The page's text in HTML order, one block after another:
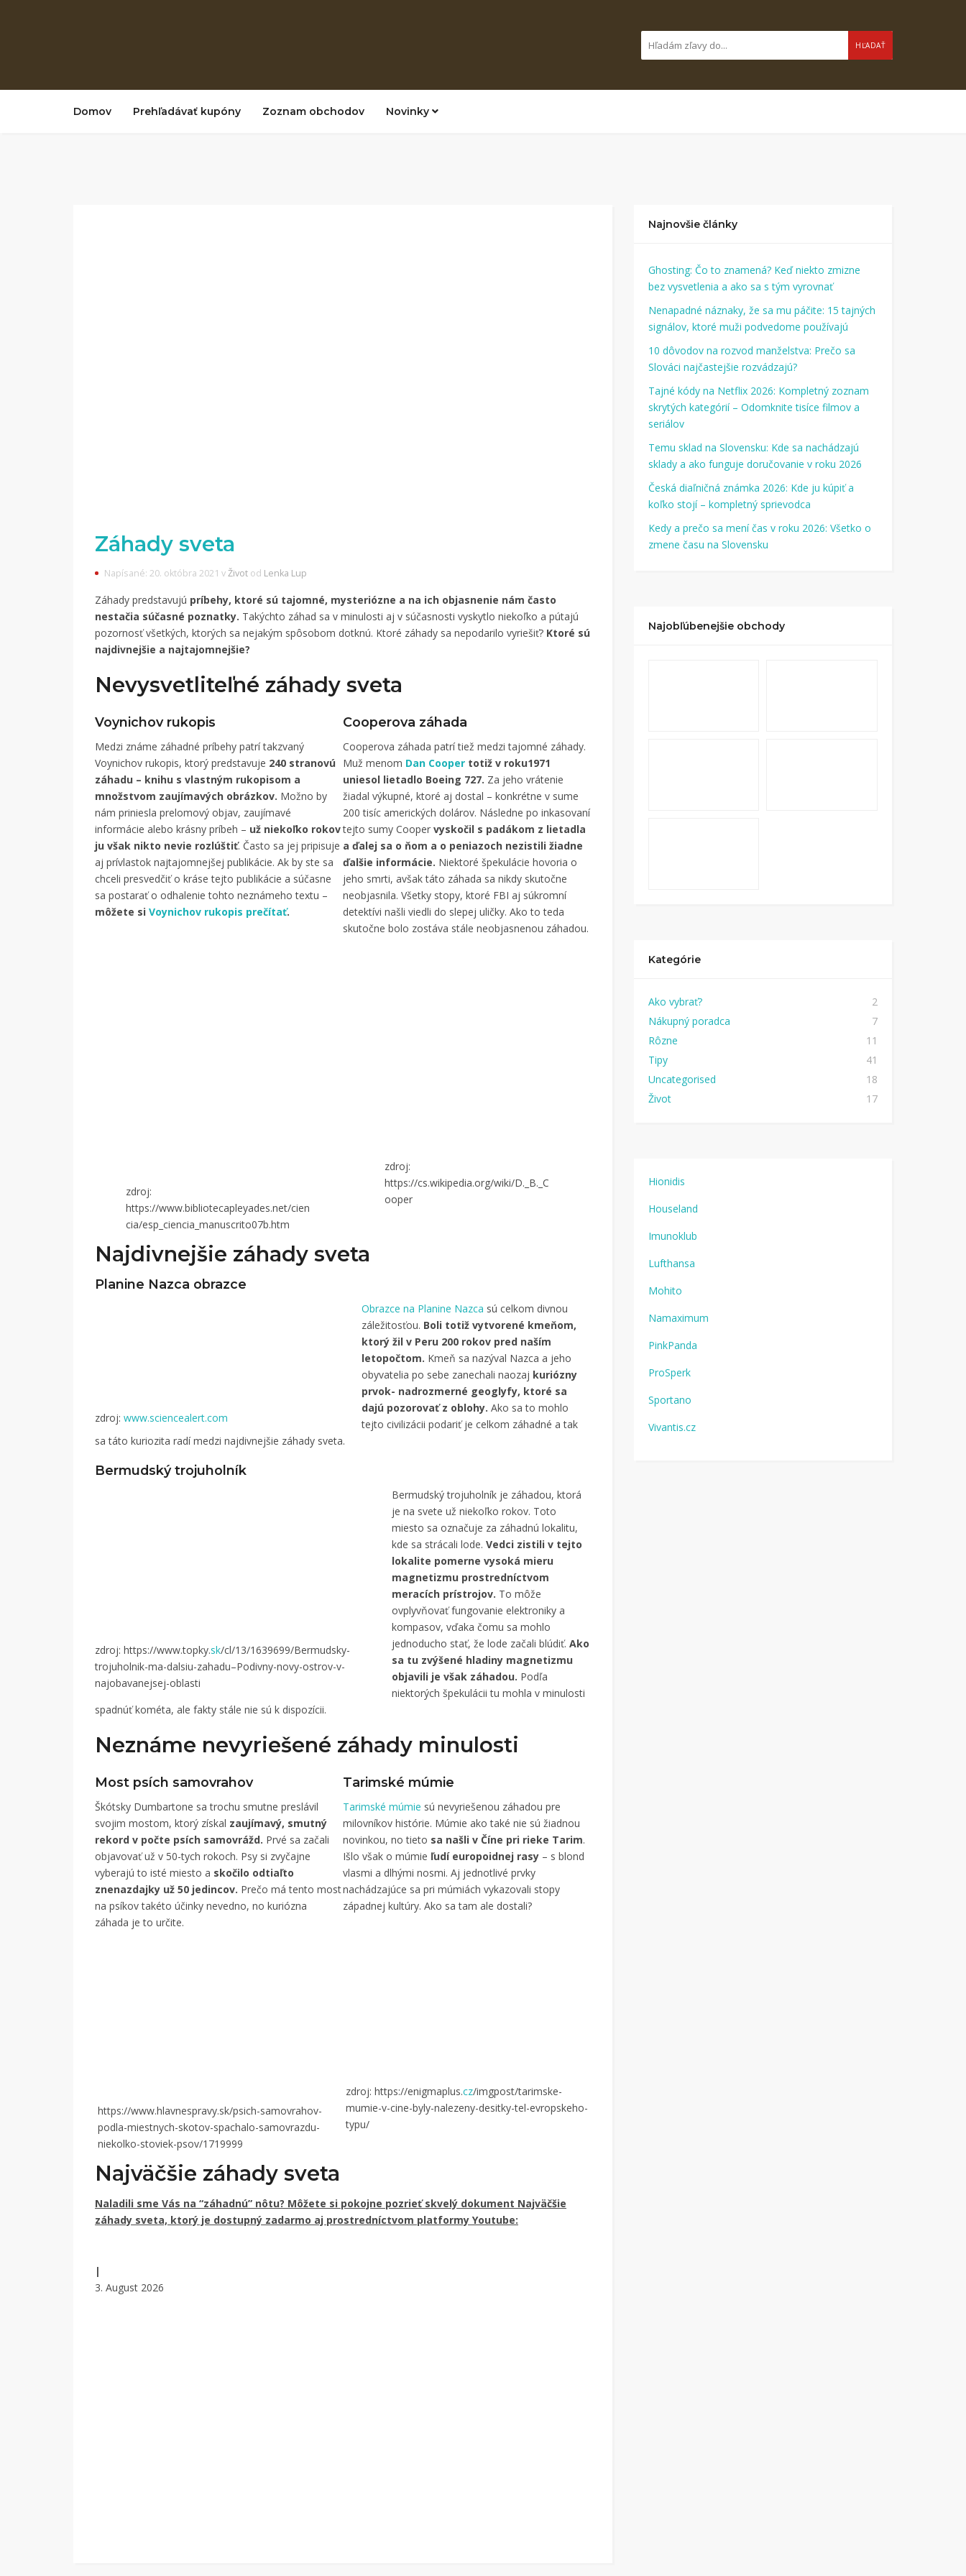
HĽADAŤ
Domov Prehľadávať kupóny Zoznam obchodov Novinky
Záhady sveta
Napísané: 20. októbra 2021 vŽivot od Lenka Lup
Záhady predstavujú príbehy, ktoré sú tajomné, mysteriózne a na ich objasnenie nám často
nestačia súčasné poznatky. Takýchto záhad sa v minulosti aj v súčasnosti vyskytlo niekoľko a pútajú
pozornosť všetkých, ktorých sa nejakým spôsobom dotknú. Ktoré záhady sa nepodarilo vyriešiť? Ktoré sú
najdivnejšie a najtajomnejšie?
Nevysvetliteľné záhady sveta
Voynichov rukopis
Medzi známe záhadné príbehy patrí takzvaný
Voynichov rukopis, ktorý predstavuje 240 stranovú
záhadu – knihu s vlastným rukopisom a
množstvom zaujímavých obrázkov. Možno by
nám priniesla prelomový objav, zaujímavé
informácie alebo krásny príbeh – už niekoľko rokov
ju však nikto nevie rozlúštiť. Často sa jej pripisuje
aj prívlastok najtajomnejšej publikácie. Ak by ste sa
chceli presvedčiť o kráse tejto publikácie a súčasne
sa postarať o odhalenie tohto neznámeho textu –
môžete si Voynichov rukopis prečítať.
zdroj:
https://www.bibliotecapleyades.net/cien
cia/esp_ciencia_manuscrito07b.htm
Cooperova záhada
Cooperova záhada patrí tiež medzi tajomné záhady.
Muž menom Dan Coopertotiž v roku1971
uniesol lietadlo Boeing 727. Za jeho vrátenie
žiadal výkupné, ktoré aj dostal – konkrétne v sume
200 tisíc amerických dolárov. Následne po inkasovaní
tejto sumy Cooper vyskočil s padákom z lietadla
a ďalej sa o ňom a o peniazoch nezistili žiadne
ďalšie informácie. Niektoré špekulácie hovoria o
jeho smrti, avšak táto záhada sa nikdy skutočne
neobjasnila. Všetky stopy, ktoré FBI aj súkromní
detektívi našli viedli do slepej uličky. Ako to teda
skutočne bolo zostáva stále neobjasnenou záhadou.
zdroj:
https://cs.wikipedia.org/wiki/D._B._C
ooper
Najdivnejšie záhady sveta
Planine Nazca obrazce
zdroj: www.sciencealert.com
Obrazce na Planine Nazca sú celkom divnou
záležitosťou. Boli totiž vytvorené kmeňom,
ktorý žil v Peru 200 rokov pred naším
letopočtom. Kmeň sa nazýval Nazca a jeho
obyvatelia po sebe zanechali naozaj kuriózny
prvok- nadrozmerné geoglyfy, ktoré sa
dajú pozorovať z oblohy. Ako sa to mohlo
tejto civilizácii podariť je celkom záhadné a tak
sa táto kuriozita radí medzi najdivnejšie záhady sveta.
Bermudský trojuholník
zdroj: https://www.topky.sk/cl/13/1639699/Bermudsky-
trojuholnik-ma-dalsiu-zahadu–Podivny-novy-ostrov-v-
najobavanejsej-oblasti
Bermudský trojuholník je záhadou, ktorá
je na svete už niekoľko rokov. Toto
miesto sa označuje za záhadnú lokalitu,
kde sa strácali lode. Vedci zistili v tejto
lokalite pomerne vysoká mieru
magnetizmu prostredníctvom
meracích prístrojov. To môže
ovplyvňovať fungovanie elektroniky a
kompasov, vďaka čomu sa mohlo
jednoducho stať, že lode začali blúdiť. Ako
sa tu zvýšené hladiny magnetizmu
objavili je však záhadou. Podľa
niektorých špekulácii tu mohla v minulosti
spadnúť kométa, ale fakty stále nie sú k dispozícii.
Neznáme nevyriešené záhady minulosti
Most psích samovrahov
Škótsky Dumbartone sa trochu smutne preslávil
svojim mostom, ktorý získal zaujímavý, smutný
rekord v počte psích samovrážd. Prvé sa začali
objavovať už v 50-tych rokoch. Psy si zvyčajne
vyberajú to isté miesto a skočilo odtiaľto
znenazdajky už 50 jedincov. Prečo má tento most
na psíkov takéto účinky nevedno, no kuriózna
záhada je to určite.
https://www.hlavnespravy.sk/psich-samovrahov-
podla-miestnych-skotov-spachalo-samovrazdu-
niekolko-stoviek-psov/1719999
Tarimské múmie
Tarimské múmie sú nevyriešenou záhadou pre
milovníkov histórie. Múmie ako také nie sú žiadnou
novinkou, no tieto sa našli v Číne pri rieke Tarim.
Išlo však o múmie ľudí europoidnej rasy– s blond
vlasmi a dlhými nosmi. Aj jednotlivé prvky
nachádzajúce sa pri múmiách vykazovali stopy
západnej kultúry. Ako sa tam ale dostali?
zdroj: https://enigmaplus.cz/imgpost/tarimske-
mumie-v-cine-byly-nalezeny-desitky-tel-evropskeho-
typu/
Najväčšie záhady sveta
Naladili sme Vás na “záhadnú” nôtu? Môžete si pokojne pozrieť skvelý dokument Najväčšie
záhady sveta, ktorý je dostupný zadarmo aj prostredníctvom platformy Youtube:
|
3. August 2026
Najnovšie články
Ghosting: Čo to znamená? Keď niekto zmizne
bez vysvetlenia a ako sa s tým vyrovnať
Nenapadné náznaky, že sa mu páčite: 15 tajných
signálov, ktoré muži podvedome používajú
10 dôvodov na rozvod manželstva: Prečo sa
Slováci najčastejšie rozvádzajú?
Tajné kódy na Netflix 2026: Kompletný zoznam
skrytých kategórií – Odomknite tisíce filmov a
seriálov
Temu sklad na Slovensku: Kde sa nachádzajú
sklady a ako funguje doručovanie v roku 2026
Česká diaľničná známka 2026: Kde ju kúpiť a
koľko stojí – kompletný sprievodca
Kedy a prečo sa mení čas v roku 2026: Všetko o
zmene času na Slovensku
Najobľúbenejšie obchody
Kategórie
Ako vybrať?
2
Nákupný poradca
7
Rôzne
11
Tipy
41
Uncategorised
18
Život
17
Hionidis
Houseland
Imunoklub
Lufthansa
Mohito
Namaximum
PinkPanda
ProSperk
Sportano
Vivantis.cz